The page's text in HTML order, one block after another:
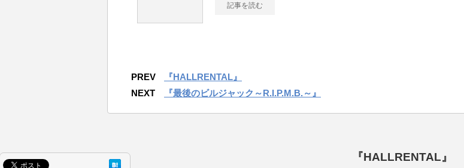
記事を読む
PREV
『HALLRENTAL』
NEXT
『最後のビルジャック～R.I.P.M.B.～』
『HALLRENTAL』